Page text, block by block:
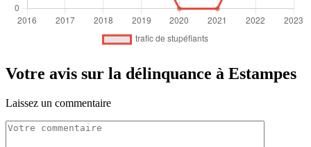
Votre avis sur la délinquance à Estampes
Laissez un commentaire